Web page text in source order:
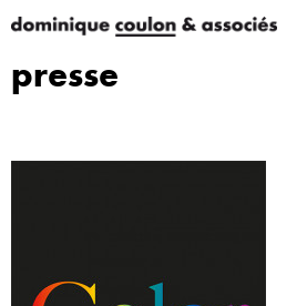
presse